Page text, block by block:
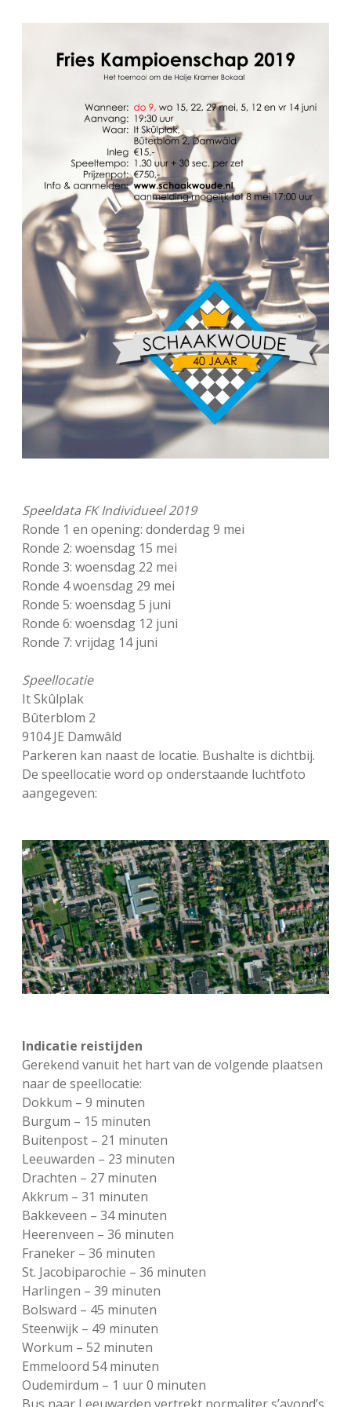
FSB: Schaakwoude II
FSB: Schaakwoude III
Koppelingen
Sponsoren
facebook
instagram
Speeldata FK Individueel 2019
Ronde 1 en opening: donderdag 9 mei
Ronde 2: woensdag 15 mei
Ronde 3: woensdag 22 mei
Ronde 4 woensdag 29 mei
Ronde 5: woensdag 5 juni
Ronde 6: woensdag 12 juni
Ronde 7: vrijdag 14 juni
Speellocatie
It Skûlplak
Bûterblom 2
9104 JE Damwâld
Parkeren kan naast de locatie. Bushalte is dichtbij.
De speellocatie word op onderstaande luchtfoto
aangegeven:
Indicatie reistijden
Gerekend vanuit het hart van de volgende plaatsen
naar de speellocatie:
Dokkum – 9 minuten
Burgum – 15 minuten
Buitenpost – 21 minuten
Leeuwarden – 23 minuten
Drachten – 27 minuten
Akkrum – 31 minuten
Bakkeveen – 34 minuten
Heerenveen – 36 minuten
Franeker – 36 minuten
St. Jacobiparochie – 36 minuten
Harlingen – 39 minuten
Bolsward – 45 minuten
Steenwijk – 49 minuten
Workum – 52 minuten
Emmeloord 54 minuten
Oudemirdum – 1 uur 0 minuten